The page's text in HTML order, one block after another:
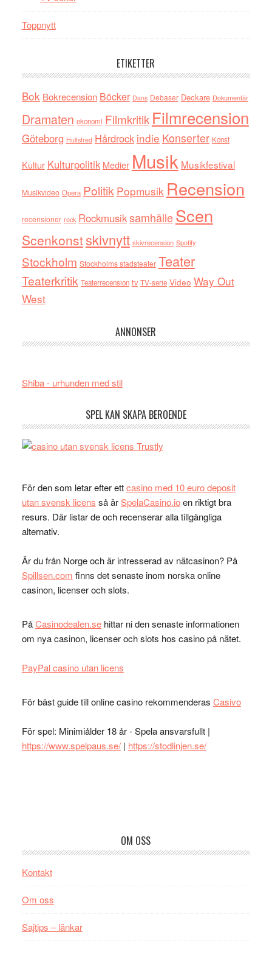
Toppnytt
ETIKETTER
Bok Bokrecension Böcker Dans Debaser Deckare Dokumentär
Dramaten ekonomi Filmkritik Filmrecension
Göteborg Hultsfred Hårdrock indie Konserter Konst
Kultur Kulturpolitik Medier Musik Musikfestival
Musikvideo Opera Politik Popmusik Recension
recensioner rock RockmusiksamhälleScen
Scenkonstskivnytt skivrecension Spotify
Stockholm Stockholms stadsteater Teater
Teaterkritik Teaterrecension tv TV-serie Video Way Out
West
ANNONSER
Shiba - urhunden med stil
SPEL KAN SKAPA BEROENDE
För den som letar efter ettcasino med 10 euro deposit
utan svensk licens så ärSpelaCasino.ioen riktigt bra
resurs. Där listar de och recenserar alla tillgängliga
alternativ.
Är du från Norge och är intresserad av nätcasinon? På
Spillsen.com finns det senaste inom norska online
casinon, licenser och slots.
PåCasinodealen.sehittar ni den senaste informationen
om nya casinon, licenser och slots hos casino på nätet.
PayPal casino utan licens
För bäst guide till online casino rekommenderas Casivo
För spel: Minimiålder 18 år - Spela ansvarsfullt |
https://www.spelpaus.se/| https://stodlinjen.se/
OM OSS
Kontakt
Om oss
Sajtips – länkar